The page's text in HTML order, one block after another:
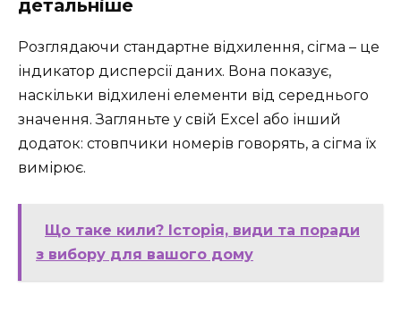
детальніше
Розглядаючи стандартне відхилення, сігма – це
індикатор дисперсії даних. Вона показує,
наскільки відхилені елементи від середнього
значення. Загляньте у свій Excel або інший
додаток: стовпчики номерів говорять, а сігма їх
вимірює.
Що таке кили? Історія, види та поради
з вибору для вашого дому